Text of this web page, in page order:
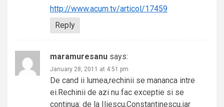
http://www.acum.tv/articol/17459
Reply
maramuresanu says:
January 28, 2011 at 4:51 pm
De cand ii lumea,rechinii se mananca intre
ei.Rechinii de azi nu fac exceptie si se
continua: de la Iliescu,Constantinescu,iar